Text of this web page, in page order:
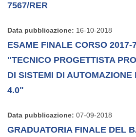
7567/RER
Data pubblicazione: 16-10-2018
ESAME FINALE CORSO 2017-
"TECNICO PROGETTISTA
DI SISTEMI DI AUTOMAZIONE
4.0"
Data pubblicazione: 07-09-2018
GRADUATORIA FINALE DEL